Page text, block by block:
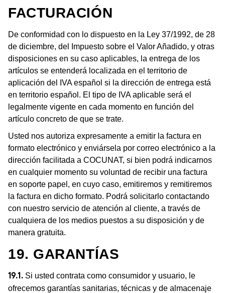
FACTURACIÓN
De conformidad con lo dispuesto en la Ley 37/1992, de 28
de diciembre, del Impuesto sobre el Valor Añadido, y otras
disposiciones en su caso aplicables, la entrega de los
artículos se entenderá localizada en el territorio de
aplicación del IVA español si la dirección de entrega está
en territorio español. El tipo de IVA aplicable será el
legalmente vigente en cada momento en función del
artículo concreto de que se trate.
Usted nos autoriza expresamente a emitir la factura en
formato electrónico y enviársela por correo electrónico a la
dirección facilitada a COCUNAT, si bien podrá indicarnos
en cualquier momento su voluntad de recibir una factura
en soporte papel, en cuyo caso, emitiremos y remitiremos
la factura en dicho formato. Podrá solicitarlo contactando
con nuestro servicio de atención al cliente, a través de
cualquiera de los medios puestos a su disposición y de
manera gratuita.
19. GARANTÍAS
19.1. Si usted contrata como consumidor y usuario, le
ofrecemos garantías sanitarias, técnicas y de almacenaje